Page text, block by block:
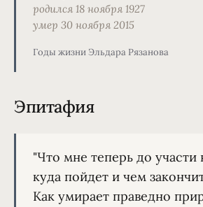
родился 18 ноября 1927
умер 30 ноября 2015
Годы жизни Эльдара Рязанова
Эпитафия
"Что мне теперь до участи
куда пойдет и чем
Как умирает праведно